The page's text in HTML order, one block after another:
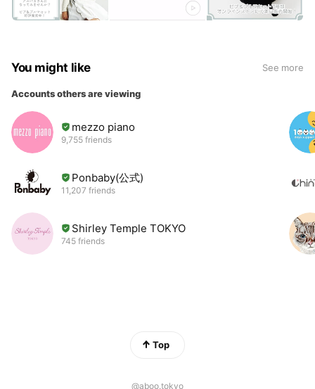
You might like See more
Accounts others are viewing
mezzo piano
9,755 friends
Ponbaby(公式)
11,207 friends
Shirley Temple TOKYO
745 friends
Top
@aboo.tokyo